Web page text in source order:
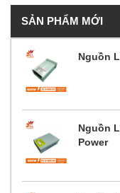
SẢN PHẨM MỚI
Nguồn
Nguồn
Power